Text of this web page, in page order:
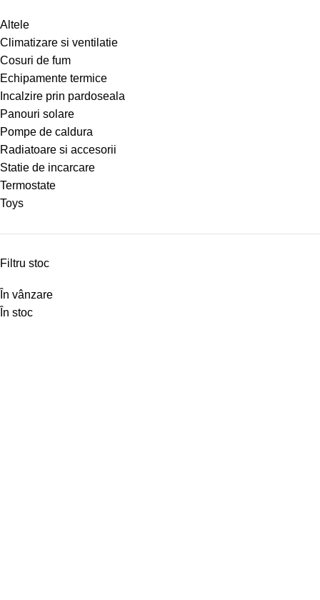
Altele
Climatizare si ventilatie
Cosuri de fum
Echipamente termice
Incalzire prin pardoseala
Panouri solare
Pompe de caldura
Radiatoare si accesorii
Statie de incarcare
Termostate
Toys
Filtru stoc
În vânzare
În stoc